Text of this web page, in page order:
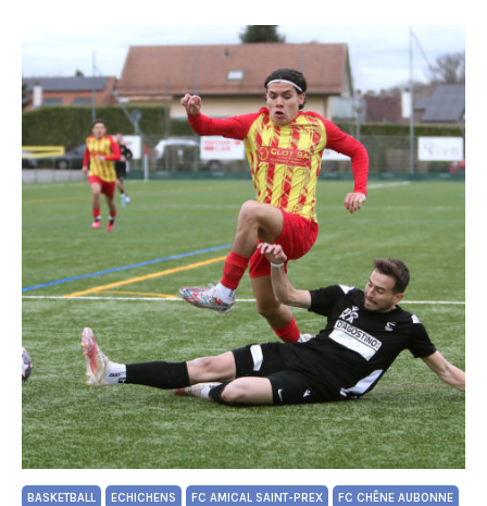
BASKETBALL ECHICHENS FC AMICAL SAINT-PREX FC CHÊNE AUBONNE